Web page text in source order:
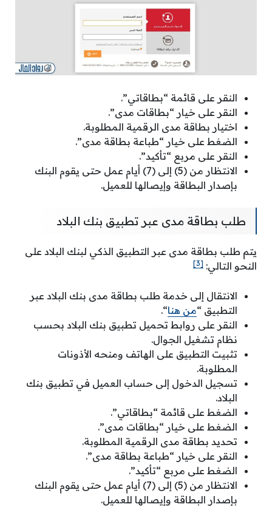
النقر على قائمة “بطاقاتي”.
النقر على خيار “بطاقات مدى”.
اختيار بطاقة مدى الرقمية المطلوبة.
الضغط على خيار “طباعة بطاقة مدى”.
النقر على مربع “تأكيد”.
الانتظار من (5) إلى (7) أيام عمل حتى يقوم البنك
بإصدار البطاقة وإيصالها للعميل.
طلب بطاقة مدى عبر تطبيق بنك البلاد
يتم طلب بطاقة مدى عبر التطبيق الذكي لبنك البلاد على
النحو التالي: [3]
الانتقال إلى خدمة طلب بطاقة مدى بنك البلاد عبر
التطبيق “من هنا“.
النقر على روابط تحميل تطبيق بنك البلاد بحسب
نظام تشغيل الجوال.
تثبيت التطبيق على الهاتف ومنحه الأذونات
المطلوبة.
تسجيل الدخول إلى حساب العميل في تطبيق بنك
البلاد.
الضغط على قائمة “بطاقاتي”.
الضغط على خيار “بطاقات مدى”.
تحديد بطاقة مدى الرقمية المطلوبة.
النقر على خيار “طباعة بطاقة مدى”.
الضغط على مربع “تأكيد”.
الانتظار من (5) إلى (7) أيام عمل حتى يقوم البنك
بإصدار البطاقة وإيصالها للعميل.